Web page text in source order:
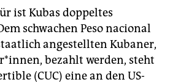
ist Kubas doppeltes
schwachen Peso nacional
angestellten Kubaner,
bezahlt werden, steht
(CUC) eine an den US-